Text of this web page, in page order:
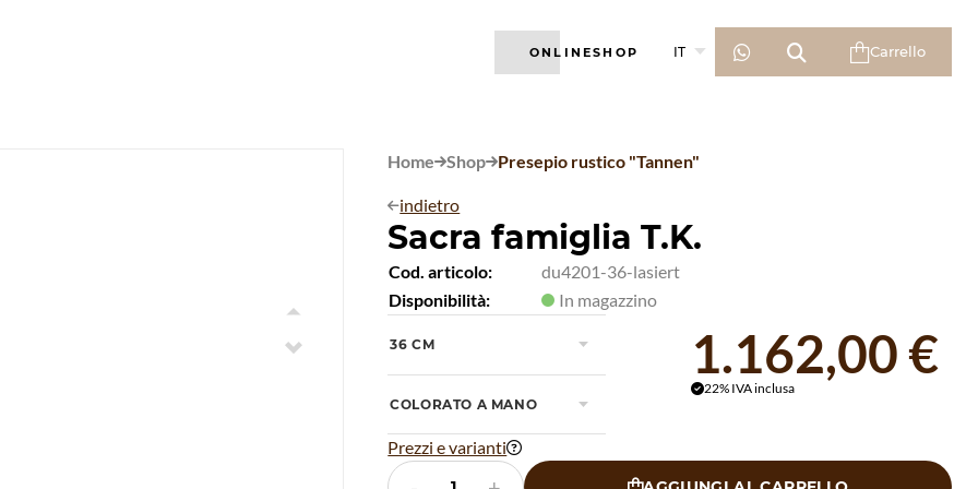
ONLINESHOP IT    Carrello


HomeShopPresepio rustico "Tannen"
indietro
Sacra famiglia T.K.
Cod. articolo:
du4201-36-lasiert
Disponibilità:
In magazzino
36 CM 
COLORATO A MANO 
Prezzi e varianti
1.162,00 €
22% IVA inclusa